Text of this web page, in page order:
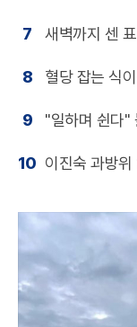
7 새벽까지 센
8 혈당 잡는 식
9 "일하며 쉰다"
10 이진숙 과방